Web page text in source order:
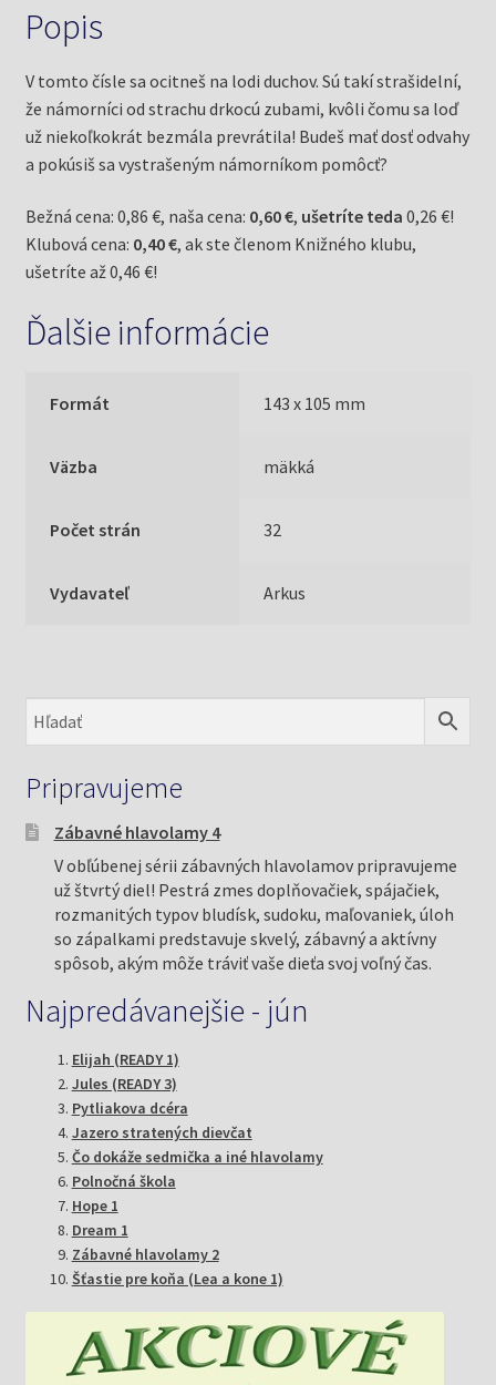
Popis
V tomto čísle sa ocitneš na lodi duchov. Sú takí strašidelní,
že námorníci od strachu drkocú zubami, kvôli čomu sa loď
už niekoľkokrát bezmála prevrátila! Budeš mať dosť odvahy
a pokúsiš sa vystrašeným námorníkom pomôcť?
Bežná cena: 0,86 €, naša cena: 0,60 €, ušetríte teda 0,26 €!
Klubová cena: 0,40 €, ak ste členom Knižného klubu,
ušetríte až 0,46 €!
Ďalšie informácie
Formát 143 x 105 mm
Väzba mäkká
Počet strán 32
Vydavateľ Arkus
Pripravujeme
Zábavné hlavolamy 4
V obľúbenej sérii zábavných hlavolamov pripravujeme
už štvrtý diel! Pestrá zmes doplňovačiek, spájačiek,
rozmanitých typov bludísk, sudoku, maľovaniek, úloh
so zápalkami predstavuje skvelý, zábavný a aktívny
spôsob, akým môže tráviť vaše dieťa svoj voľný čas.
Najpredávanejšie - jún
Elijah (READY 1)
Jules (READY 3)
Pytliakova dcéra
Jazero stratených dievčat
Čo dokáže sedmička a iné hlavolamy
Polnočná škola
Hope 1
Dream 1
Zábavné hlavolamy 2
Šťastie pre koňa (Lea a kone 1)